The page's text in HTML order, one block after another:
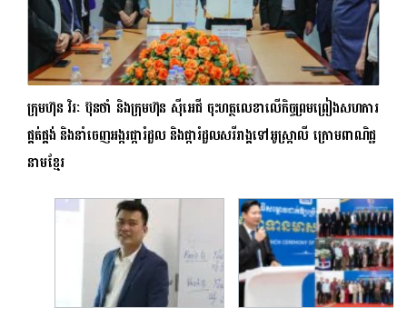
ក្រុមហ៊ុន វិរៈ ប៊ុនថាំ និងក្រុមហ៊ុន ស៊ីអេជី ចុះហត្ថលេខាលើកិច្ចព្រមព្រៀងសហការ
ផ្គត់ផ្គង់ និងនាំចេញអង្ករផ្ការំដួល និងផ្ការំដួលសរីរាង្គទៅអូស្ត្រាលី ក្រោមពាណិជ្ជ
នាមខ្មែរ